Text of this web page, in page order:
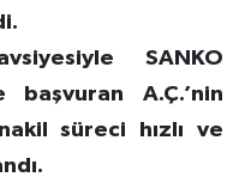
SANKO
başvuran A.Ç.’nin
süreci hızlı ve